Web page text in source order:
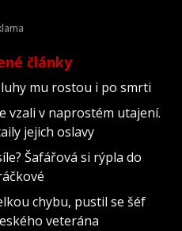
články
mu rostou i po smrti
vzali v naprostém utajení.
jejich oslavy
Šafářová si rýpla do
chybu, pustil se šéf
veterána